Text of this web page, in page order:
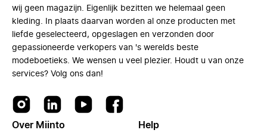
wij geen magazijn. Eigenlijk bezitten we helemaal geen
kleding. In plaats daarvan worden al onze producten met
liefde geselecteerd, opgeslagen en verzonden door
gepassioneerde verkopers van 's werelds beste
modeboetieks. We wensen u veel plezier. Houdt u van onze
services? Volg ons dan!
Over Miinto Help